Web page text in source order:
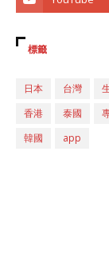
標籤
日本 台灣
香港
泰國
韓國
app